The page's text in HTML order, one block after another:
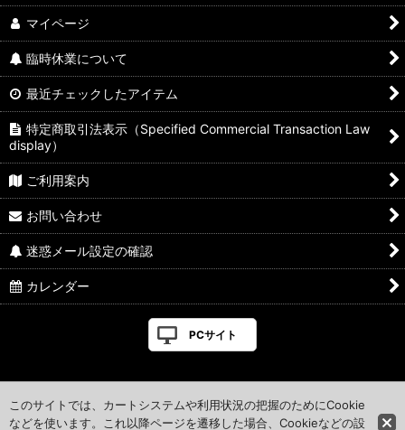
マイページ
臨時休業について
最近チェックしたアイテム
特定商取引法表示（Specified Commercial Transaction Law
display）
ご利用案内
お問い合わせ
迷惑メール設定の確認
カレンダー
PCサイト
このサイトでは、カートシステムや利用状況の把握のためにCookie
などを使います。これ以降ページを遷移した場合、Cookieなどの設